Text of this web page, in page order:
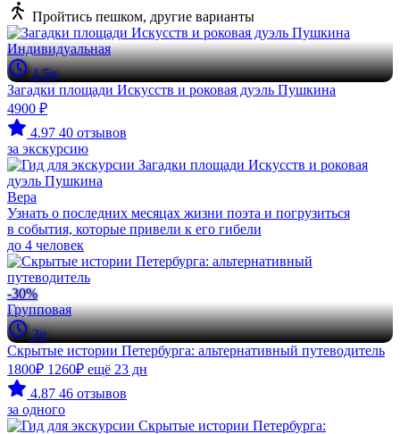
Пройтись пешком, другие варианты
Индивидуальная
1.5ч
Загадки площади Искусств и роковая дуэль Пушкина
4900 ₽
4.97 40 отзывов
за экскурсию
Вера
Узнать о последних месяцах жизни поэта и погрузиться
в события, которые привели к его гибели
до 4 человек
-30%
Групповая
2ч
Скрытые истории Петербурга: альтернативный путеводитель
1800₽ 1260₽ ещё 23 дн
4.87 46 отзывов
за одного